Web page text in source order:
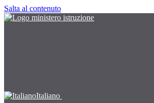
Salta al contenuto
Italiano